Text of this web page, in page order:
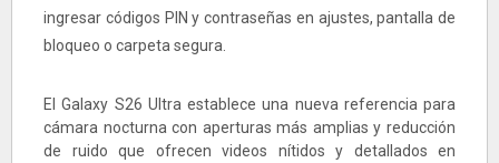
ingresar códigos PIN y contraseñas en ajustes, pantalla de
bloqueo o carpeta segura.
El Galaxy S26 Ultra establece una nueva referencia para
cámara nocturna con aperturas más amplias y reducción
de ruido que ofrecen videos nítidos y detallados en